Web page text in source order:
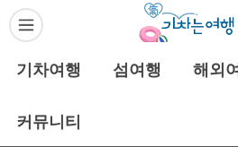
기차여행 섬여행 해외
커뮤니티